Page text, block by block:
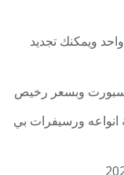
ويمكنك تجديد
سبورت وبسعر رخيص
انواعه ورسيفرات بي